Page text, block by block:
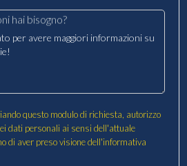
hai bisogno?
questo modulo di richiesta, autorizzo
dati personali ai sensi dell'attuale
di aver preso visione dell'informativa